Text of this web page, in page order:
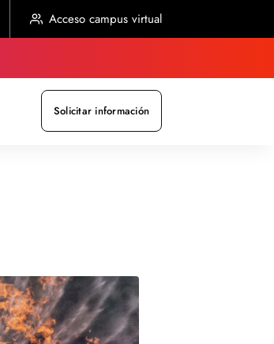
Acceso campus virtual
Solicitar información